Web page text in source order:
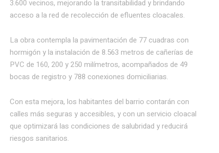
3.600 vecinos, mejorando la transitabilidad y brindando
acceso a la red de recolección de efluentes cloacales.
La obra contempla la pavimentación de 77 cuadras con
hormigón y la instalación de 8.563 metros de cañerías de
PVC de 160, 200 y 250 milímetros, acompañados de 49
bocas de registro y 788 conexiones domiciliarias.
Con esta mejora, los habitantes del barrio contarán con
calles más seguras y accesibles, y con un servicio cloacal
que optimizará las condiciones de salubridad y reducirá
riesgos sanitarios.